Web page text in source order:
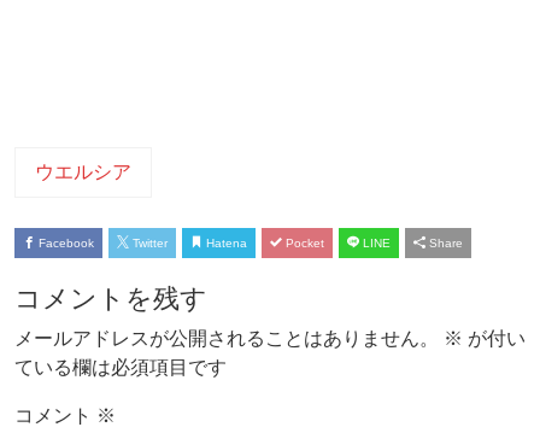
ウエルシア
Facebook Twitter Hatena Pocket LINE Share
コメントを残す
メールアドレスが公開されることはありません。 ※ が付い
ている欄は必須項目です
コメント ※